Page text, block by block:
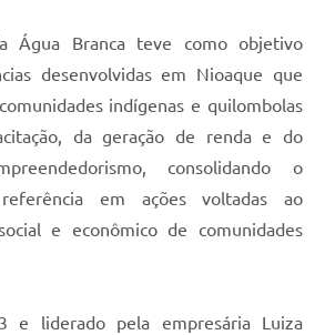
Água Branca teve como objetivo
desenvolvidas em Nioaque que
indígenas e quilombolas
da geração de renda e do
consolidando o
em ações voltadas ao
e econômico de comunidades
e liderado pela empresária Luiza